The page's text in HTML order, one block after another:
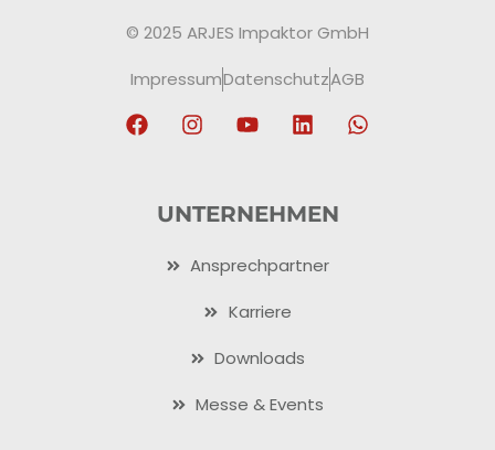
© 2025 ARJES Impaktor GmbH
ImpressumDatenschutzAGB
UNTERNEHMEN
Ansprechpartner
Karriere
Downloads
Messe & Events